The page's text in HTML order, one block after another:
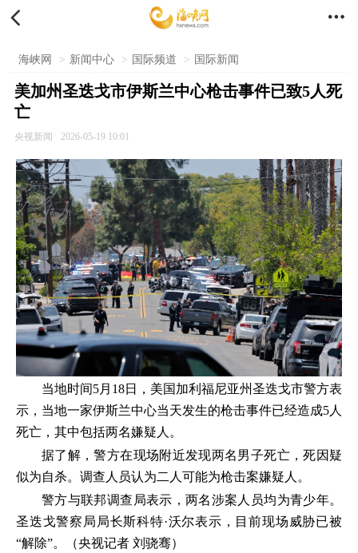
 
海峡网 > 新闻中心 > 国际频道 > 国际新闻
美加州圣迭戈市伊斯兰中心枪击事件已致5人死
亡
央视新闻 2026-05-19 10:01
当地时间5月18日，美国加利福尼亚州圣迭戈市警方表
示，当地一家伊斯兰中心当天发生的枪击事件已经造成5人
死亡，其中包括两名嫌疑人。
据了解，警方在现场附近发现两名男子死亡，死因疑
似为自杀。调查人员认为二人可能为枪击案嫌疑人。
警方与联邦调查局表示，两名涉案人员均为青少年。
圣迭戈警察局局长斯科特·沃尔表示，目前现场威胁已被
“解除”。（央视记者 刘骁骞）